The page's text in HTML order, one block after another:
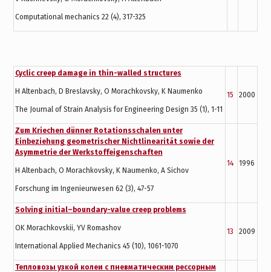
Computational mechanics 22 (4), 317-325
Cyclic creep damage in thin-walled structures
H Altenbach, D Breslavsky, O Morachkovsky, K Naumenko
The Journal of Strain Analysis for Engineering Design 35 (1), 1-11
15 2000
Zum Kriechen dünner Rotationsschalen unter
Einbeziehung geometrischer Nichtlinearität sowie der
Asymmetrie der Werkstoffeigenschaften
H Altenbach, O Morachkovsky, K Naumenko, A Sichov
Forschung im Ingenieurwesen 62 (3), 47-57
14 1996
Solving initial–boundary-value creep problems
OK Morachkovskii, YV Romashov
International Applied Mechanics 45 (10), 1061-1070
13 2009
Тепловозы узкой колеи с пневматическим рессорным